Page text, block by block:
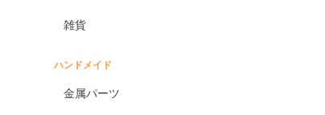
雑貨
ハンドメイド
金属パーツ